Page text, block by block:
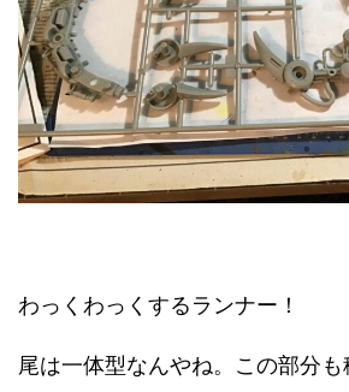
わっくわっくするランナー！
尾は一体型なんやね。この部分も